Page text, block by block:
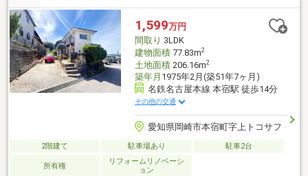
学校…徒歩2分◆三井アウトレットパーク岡崎…徒歩約10分＼お気
軽にお問い合わせください！／1,599万円
間取り 3LDK
建物面積77.83m2
土地面積206.16m2
築年月 1975年2月(築51年7ヶ月)
名鉄名古屋本線 本宿駅 徒歩14分
その他の交通
愛知県岡崎市本宿町字上トコサフ
2階建て 駐車場あり 駐車2台
所有権
リフォームリノベーシ
ョン